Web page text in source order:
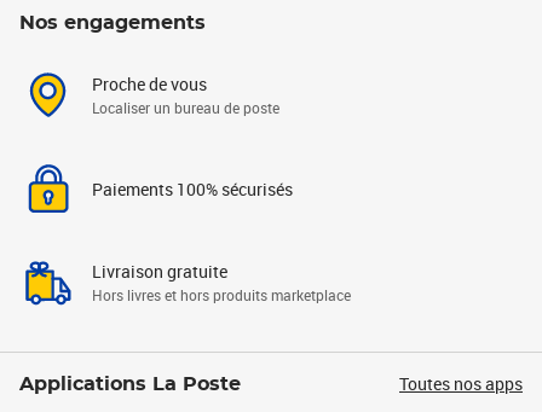
Nos engagements
Proche de vous
Localiser un bureau de poste
Paiements 100% sécurisés
Livraison gratuite
Hors livres et hors produits marketplace
Applications La Poste Toutes nos apps